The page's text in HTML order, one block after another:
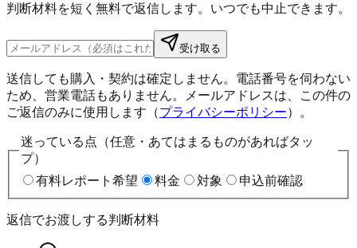
判断材料を短く無料で返信します。いつでも中止できます。
受け取る
送信しても購入・契約は確定しません。電話番号を伺わない
ため、営業電話もありません。メールアドレスは、この件の
ご返信のみに使用します（プライバシーポリシー）。
迷っている点（任意・あてはまるものがあればタッ
プ）
有料レポート希望
料金 対象 申込前確認
返信でお渡しする判断材料